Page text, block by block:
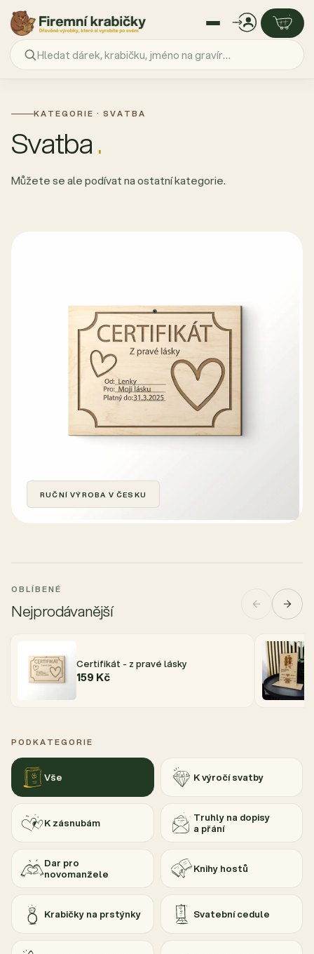
obsah KATEGORIE · SVATBA
Svatba.
Můžete se ale podívat na ostatní kategorie.
RUČNÍ VÝROBA V ČESKU
OBLÍBENÉ
Nejprodávanější
Certifikát - z pravé lásky
159 Kč
PODKATEGORIE
Vše K výročí svatby
K zásnubám
Truhly na dopisy
a přání
Dar pro
novomanžele
Knihy hostů
Krabičky na prstýnky Svatební cedule